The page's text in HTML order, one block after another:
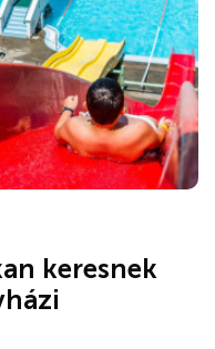
keresnek